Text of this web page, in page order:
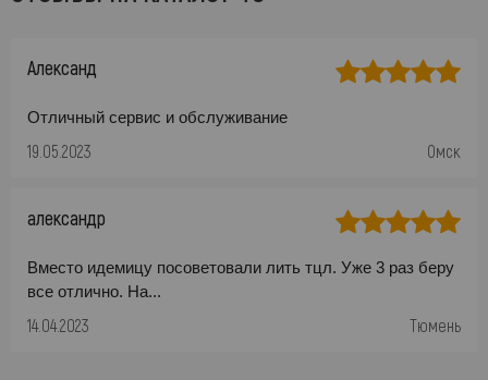
Александ
Отличный сервис и обслуживание
19.05.2023 Омск
александр
Вместо идемицу посоветовали лить тцл. Уже 3 раз беру
все отлично. На...
14.04.2023 Тюмень